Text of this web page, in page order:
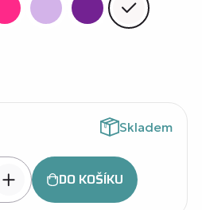
Skladem
DO KOŠÍKU